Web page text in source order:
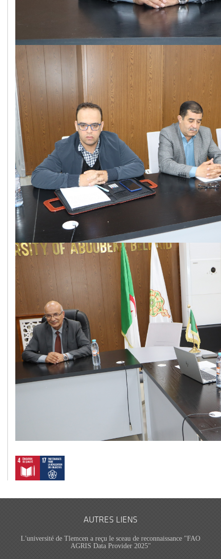
AUTRES LIENS
L'université de Tlemcen a reçu le sceau de reconnaissance "FAO
AGRIS Data Provider 2025"